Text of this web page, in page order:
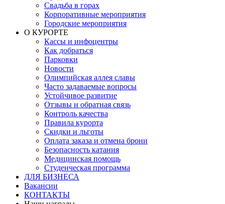
Свадьба в горах
Корпоративные мероприятия
Городские мероприятия
О КУРОРТЕ
Кассы и инфоцентры
Как добраться
Парковки
Новости
Олимпийская аллея славы
Часто задаваемые вопросы
Устойчивое развитие
Отзывы и обратная связь
Контроль качества
Правила курорта
Скидки и льготы
Оплата заказа и отмена брони
Безопасность катания
Медицинская помощь
Студенческая программа
ДЛЯ БИЗНЕСА
Вакансии
КОНТАКТЫ